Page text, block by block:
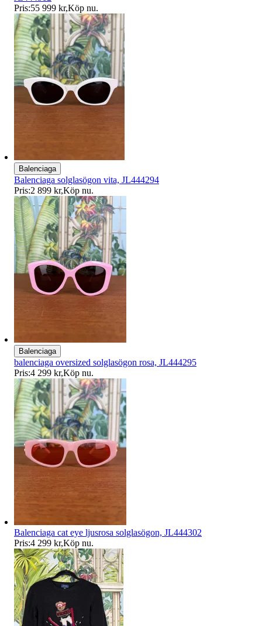
Pris:55 999 kr,Köp nu.
Balenciaga
Balenciaga solglasögon vita, JL444294
Pris:2 899 kr,Köp nu.
Balenciaga
balenciaga oversized solglasögon rosa, JL444295
Pris:4 299 kr,Köp nu.
Balenciaga cat eye ljusrosa solglasögon, JL444302
Pris:4 299 kr,Köp nu.